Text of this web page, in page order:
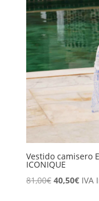
Vestido camisero
ICONIQUE
81,00€ El
40,50€ElIVA